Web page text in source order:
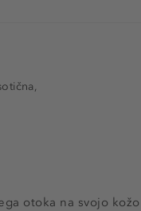
otoka na svojo